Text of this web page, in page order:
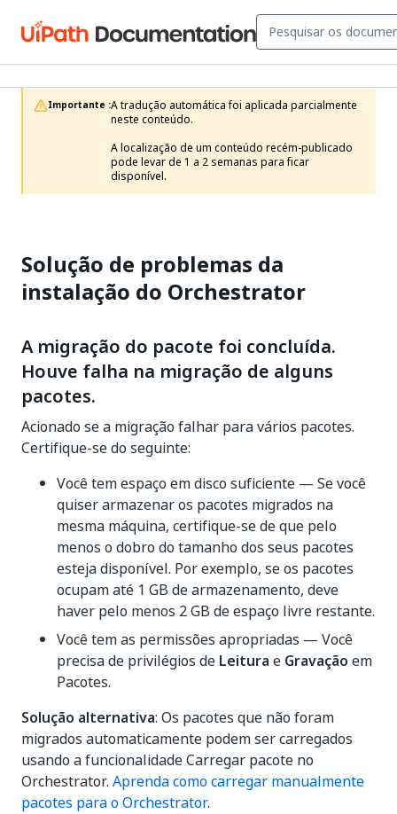
Importante :A tradução automática foi aplicada parcialmente
neste conteúdo.
A localização de um conteúdo recém-publicado
pode levar de 1 a 2 semanas para ficar
disponível.
Solução de problemas da
instalação do Orchestrator
A migração do pacote foi concluída.
Houve falha na migração de alguns
pacotes.
Acionado se a migração falhar para vários pacotes.
Certifique-se do seguinte:
Você tem espaço em disco suficiente — Se você
quiser armazenar os pacotes migrados na
mesma máquina, certifique-se de que pelo
menos o dobro do tamanho dos seus pacotes
esteja disponível. Por exemplo, se os pacotes
ocupam até 1 GB de armazenamento, deve
haver pelo menos 2 GB de espaço livre restante.
Você tem as permissões apropriadas — Você
precisa de privilégios de Leitura e Gravação em
Pacotes.
Solução alternativa: Os pacotes que não foram
migrados automaticamente podem ser carregados
usando a funcionalidade Carregar pacote no
Orchestrator. Aprenda como carregar manualmente
pacotes para o Orchestrator.